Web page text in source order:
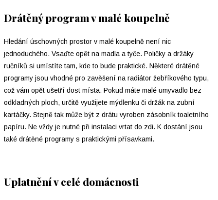
Drátěný program v malé koupelně
Hledání úschovných prostor v malé koupelně není nic
jednoduchého. Vsaďte opět na madla a tyče. Poličky a držáky
ručníků si umístíte tam, kde to bude praktické. Některé drátěné
programy jsou vhodné pro zavěšení na radiátor žebříkového typu,
což vám opět ušetří dost místa. Pokud máte malé umyvadlo bez
odkladných ploch, určitě využijete mýdlenku či držák na zubní
kartáčky. Stejně tak může být z drátu vyroben zásobník toaletního
papíru. Ne vždy je nutné při instalaci vrtat do zdi. K dostání jsou
také drátěné programy s praktickými přísavkami.
Uplatnění v celé domácnosti